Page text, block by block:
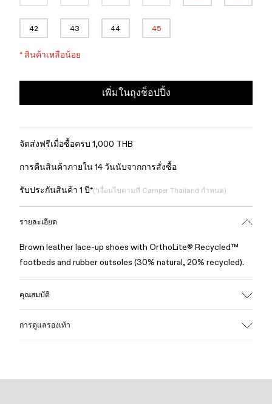
42 43 44 45
* สินค้าเหลือน้อย
เพิ่มในถุงช็อปปิ้ง
จัดส่งฟรีเมื่อซื้อครบ 1,000 THB
การคืนสินค้าภายใน 14 วันนับจากการสั่งซื้อ
รับประกันสินค้า 1 ปี*(*เงื่อนไขตามที่ Camper Thailand กำหนด)
รายละเอียด
Brown leather lace-up shoes with OrthoLite® Recycled™
footbeds and rubber outsoles (30% natural, 20% recycled).
คุณสมบัติ
100% Leather (LWG gold certified)
การดูแลรองเท้า
รองเท้าของเราได้รับการรังสรรค์จากวัสดุคุณภาพระดับพรีเมียม